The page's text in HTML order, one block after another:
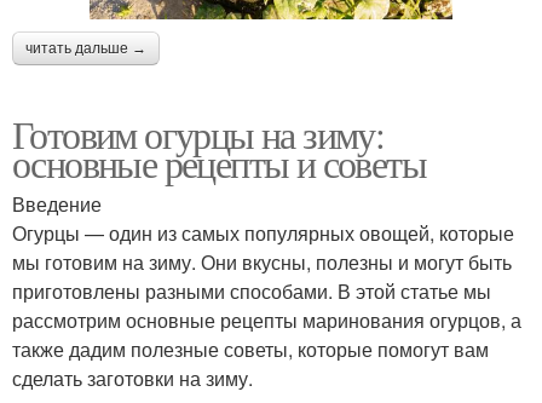
читать дальше →
Готовим огурцы на зиму:
основные рецепты и советы
Введение
Огурцы — один из самых популярных овощей, которые
мы готовим на зиму. Они вкусны, полезны и могут быть
приготовлены разными способами. В этой статье мы
рассмотрим основные рецепты маринования огурцов, а
также дадим полезные советы, которые помогут вам
сделать заготовки на зиму.